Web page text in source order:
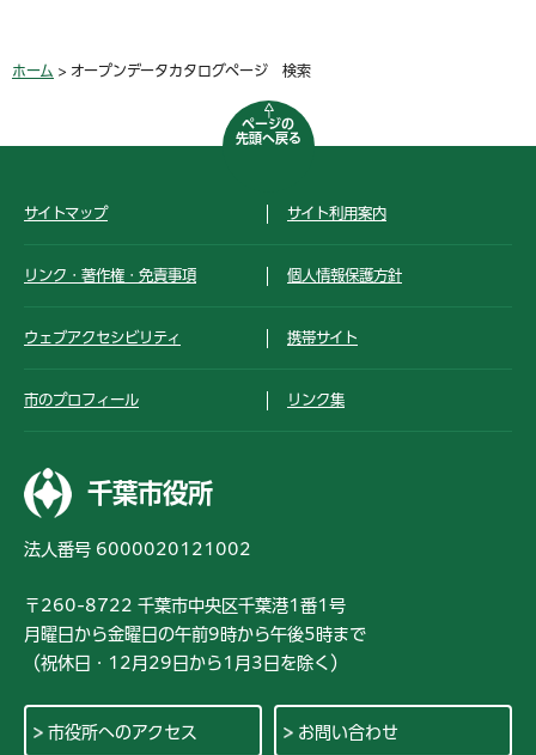
ホーム > オープンデータカタログページ 検索
ページの
先頭へ戻る
サイトマップ サイト利用案内
リンク・著作権・免責事項 個人情報保護方針
ウェブアクセシビリティ 携帯サイト
市のプロフィール リンク集
千葉市役所
法人番号 6000020121002
〒260-8722 千葉市中央区千葉港1番1号
月曜日から金曜日の午前9時から午後5時まで
（祝休日・12月29日から1月3日を除く）
市役所へのアクセス お問い合わせ